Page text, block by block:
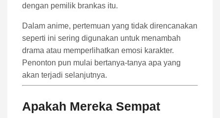
dengan pemilik brankas itu.
Dalam anime, pertemuan yang tidak direncanakan
seperti ini sering digunakan untuk menambah
drama atau memperlihatkan emosi karakter.
Penonton pun mulai bertanya-tanya apa yang
akan terjadi selanjutnya.
Apakah Mereka Sempat